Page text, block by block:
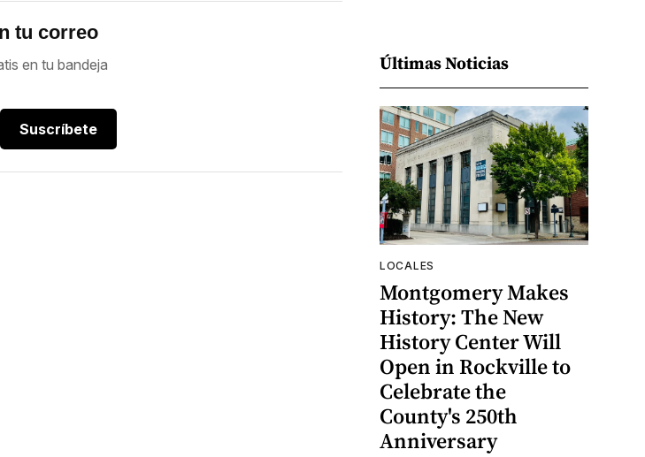
tu correo
en tu bandeja
Suscríbete
Últimas Noticias
LOCALES
Montgomery Makes
History: The New
History Center Will
Open in Rockville to
Celebrate the
County's 250th
Anniversary